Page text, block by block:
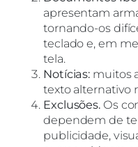
apresentam
tornando-os
teclado e, em
tela.
Notícias: muitos
texto alternativo
Exclusões. Os
dependem de
publicidade,